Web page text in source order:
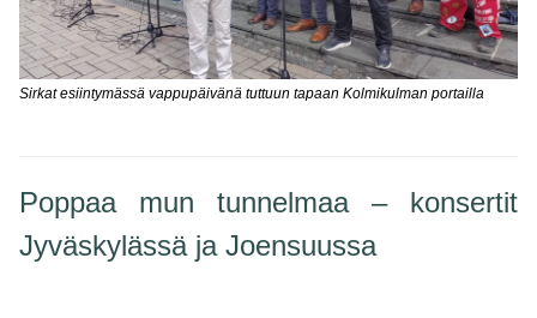
Sirkat esiintymässä vappupäivänä tuttuun tapaan Kolmikulman portailla
Poppaa mun tunnelmaa – konsertit
Jyväskylässä ja Joensuussa